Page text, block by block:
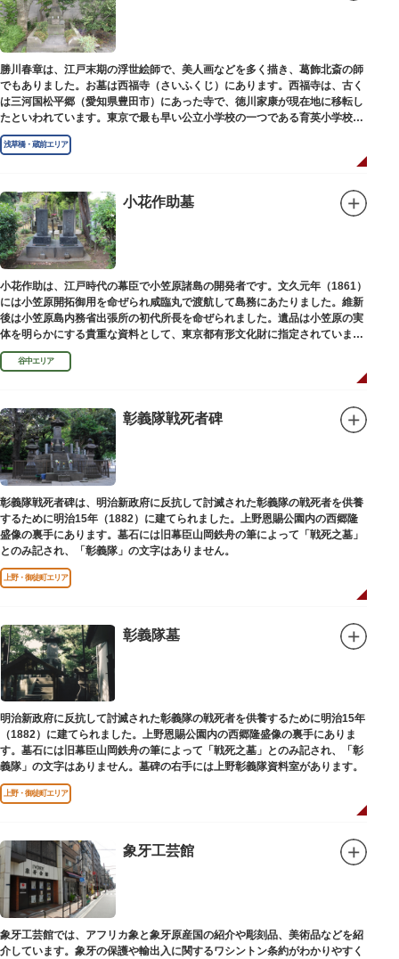
勝川春章は、江戸末期の浮世絵師で、美人画などを多く描き、葛飾北斎の師
でもありました。お墓は西福寺（さいふくじ）にあります。西福寺は、古く
は三河国松平郷（愛知県豊田市）にあった寺で、徳川家康が現在地に移転し
たといわれています。東京で最も早い公立小学校の一つである育英小学校の
発祥の地としても知られています。
浅草橋・蔵前エリア
小花作助墓
小花作助は、江戸時代の幕臣で小笠原諸島の開発者です。文久元年（1861）
には小笠原開拓御用を命ぜられ咸臨丸で渡航して島務にあたりました。維新
後は小笠原島内務省出張所の初代所長を命ぜられました。遺品は小笠原の実
体を明らかにする貴重な資料として、東京都有形文化財に指定されていま
す。お墓は谷中霊園にあります。
谷中エリア
彰義隊戦死者碑
彰義隊戦死者碑は、明治新政府に反抗して討滅された彰義隊の戦死者を供養
するために明治15年（1882）に建てられました。上野恩賜公園内の西郷隆
盛像の裏手にあります。墓石には旧幕臣山岡鉄舟の筆によって「戦死之墓」
とのみ記され、「彰義隊」の文字はありません。
上野・御徒町エリア
彰義隊墓
明治新政府に反抗して討滅された彰義隊の戦死者を供養するために明治15年
（1882）に建てられました。上野恩賜公園内の西郷隆盛像の裏手にありま
す。墓石には旧幕臣山岡鉄舟の筆によって「戦死之墓」とのみ記され、「彰
義隊」の文字はありません。墓碑の右手には上野彰義隊資料室があります。
上野・御徒町エリア
象牙工芸館
象牙工芸館では、アフリカ象と象牙原産国の紹介や彫刻品、美術品などを紹
介しています。象牙の保護や輸出入に関するワシントン条約がわかりやすく